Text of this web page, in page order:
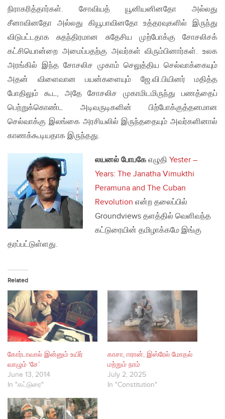
நிராகரித்தார்கள். சோவியத் யூனியனினதோ அல்லது
சீனாவினதோ அல்லது கியூபாவினதோ உத்தரவுகளில் இருந்து
விடுபட்டதாக சுதந்திரமான சுதேசிய முற்போக்கு சோசலிசக்
கட்சியொன்றை அமைப்பதற்கு அவர்கள் விரும்பினார்கள். உலக
அரங்கில் இந்த சோசலிச முகாம் செலுத்திய செல்வாக்கையும்
அதன் விளைவான பயன்களையும் ஜே.வி.பியினர் மதித்த
போதிலும் கூட, அதே சோசலிச முகாமிடமிருந்து பணத்தைப்
பெற்றுக்கொண்ட அடிவருடிகளின் பிற்போக்குத்தனமான
செல்வாக்கு இலங்கை அரசியலில் இருந்ததையும் அவர்களினால்
காணக்கூடியதாக இருந்தது.
லயனல் போபகே எழுதி Yester –
Years: The Janatha Vimukthi
Peramuna and The Cuban
Revolution என்ற தலைப்பில்
Groundviews தளத்தில் வெளிவந்த
கட்டுரையின் தமிழாக்கமே இங்கு
தரப்பட்டுள்ளது.
Related
கோர்டாவால் இன்னும் உயிர்
வாழும் ‘சே’
June 13, 2014
In "கட்டுரை"
காசா, ஈரான், இஸ்ரேல் மோதல்
மற்றும் நாம்
July 2, 2025
In "Constitution"